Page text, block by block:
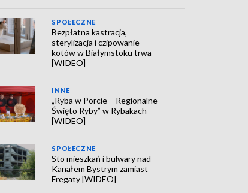
SPOŁECZNE
Bezpłatna kastracja,
sterylizacja i czipowanie
kotów w Białymstoku trwa
[WIDEO]
INNE
„Ryba w Porcie – Regionalne
Święto Ryby” w Rybakach
[WIDEO]
SPOŁECZNE
Sto mieszkań i bulwary nad
Kanałem Bystrym zamiast
Fregaty [WIDEO]